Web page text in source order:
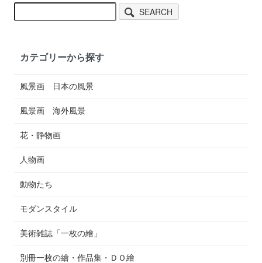
SEARCH
カテゴリーから探す
風景画 日本の風景
風景画 海外風景
花・静物画
人物画
動物たち
モダンスタイル
美術雑誌「一枚の繪」
別冊一枚の繪・作品集・ＤＯ繪